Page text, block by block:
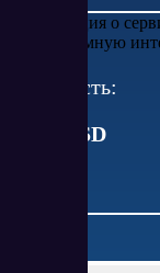
Информация о
или рекламную
Стоимость:
USD